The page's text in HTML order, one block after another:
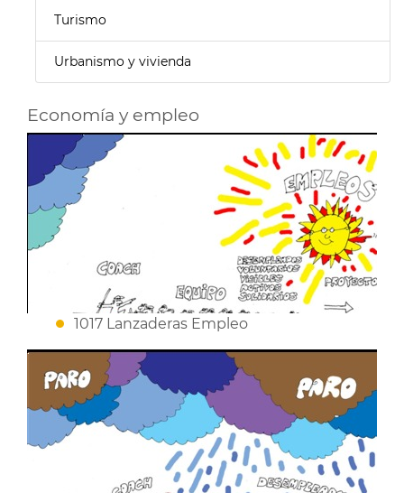
Turismo
Urbanismo y vivienda
Economía y empleo
1017 Lanzaderas Empleo